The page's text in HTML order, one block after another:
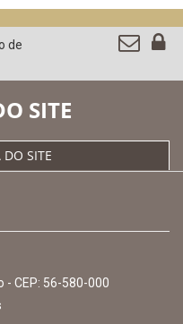
de
SITE
SITE
- CEP: 56-580-000